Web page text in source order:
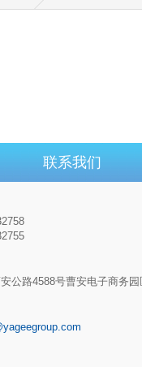
联系我们
公路4588号曹安电子商务园